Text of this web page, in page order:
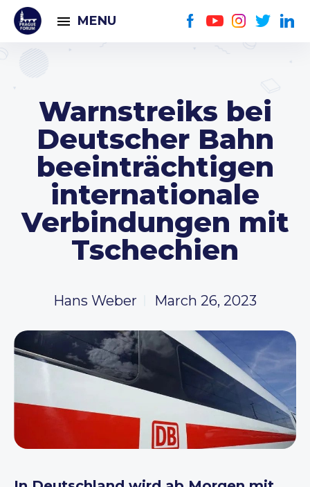
MENU
Warnstreiks bei
Deutscher Bahn
beeinträchtigen
internationale
Verbindungen mit
Tschechien
Hans Weber March 26, 2023